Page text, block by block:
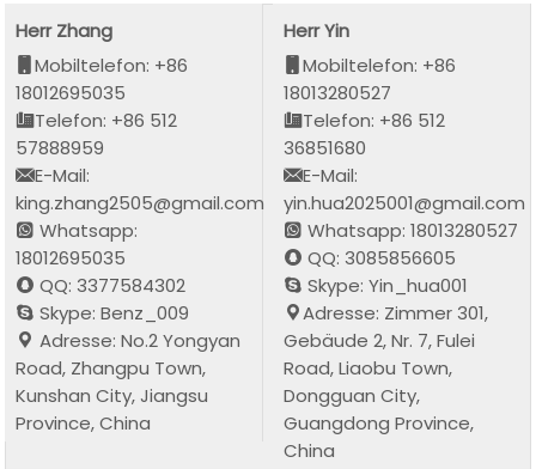
Herr Zhang
Mobiltelefon: +86
18012695035
Telefon: +86 512
57888959
E-Mail:
king.zhang2505@gmail.com
Whatsapp:
18012695035
QQ: 3377584302
Skype: Benz_009
Adresse: No.2 Yongyan
Road, Zhangpu Town,
Kunshan City, Jiangsu
Province, China
Herr Yin
Mobiltelefon: +86
18013280527
Telefon: +86 512
36851680
E-Mail:
yin.hua2025001@gmail.com
Whatsapp: 18013280527
QQ: 3085856605
Skype: Yin_hua001
Adresse: Zimmer 301,
Gebäude 2, Nr. 7, Fulei
Road, Liaobu Town,
Dongguan City,
Guangdong Province,
China